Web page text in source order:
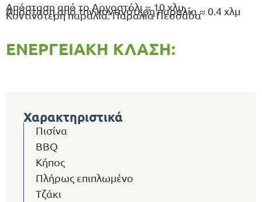
Απόσταση από το Αργοστόλι ≈ 10 χλμ
Απόσταση από την κοντινότερη παραλία ≈ 0.4 χλμ
Κοντινότερη παραλία: Παραλία Πεσσάδα
ΕΝΕΡΓΕΙΑΚΉ ΚΛΆΣΗ:
Χαρακτηριστικά
Πισίνα
BBQ
Κήπος
Πλήρως επιπλωμένο
Τζάκι